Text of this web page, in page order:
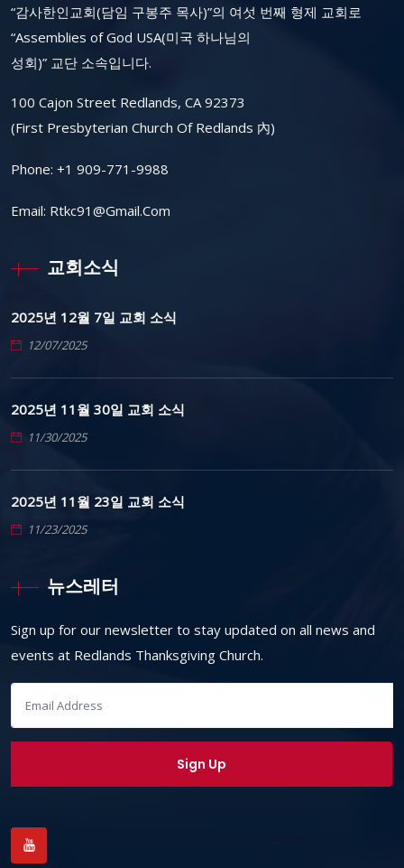
“감사한인교회(담임 구봉주 목사)”의 여섯 번째 형제 교회로
“Assemblies of God USA(미국 하나님의
성회)” 교단 소속입니다.
100 Cajon Street Redlands, CA 92373
(First Presbyterian Church Of Redlands 內)
Phone: +1 909-771-9988
Email: Rtkc91@gmail.com
교회소식
2025년 12월 7일 교회 소식
12/07/2025
2025년 11월 30일 교회 소식
11/30/2025
2025년 11월 23일 교회 소식
11/23/2025
뉴스레터
Sign up for our newsletter to stay updated on all news and
events at Redlands Thanksgiving Church.